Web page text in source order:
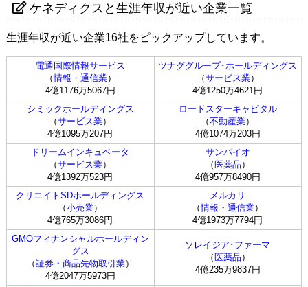
ケネディクスと生涯年収が近い企業一覧
生涯年収が近い企業16社をピックアップしています。
電通国際情報サービス
（情報・通信業）
4億1176万5067円
ツナググループ･ホールディングス
（サービス業）
4億1250万4621円
シミックホールディングス
（サービス業）
4億1095万207円
ロードスターキャピタル
（不動産業）
4億1074万203円
ドリームインキュベータ
（サービス業）
4億1392万523円
サンバイオ
（ 医薬品 ）
4億957万8490円
クリエイトSDホールディングス
（小売業）
4億765万3086円
メルカリ
（情報・通信業）
4億1973万7794円
GMOフィナンシャルホールディン
グス
（証券・商品先物取引業）
4億2047万5973円
ソレイジア･ファーマ
（ 医薬品 ）
4億235万9837円